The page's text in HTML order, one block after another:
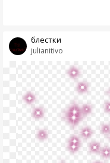
julianitivo
блестки